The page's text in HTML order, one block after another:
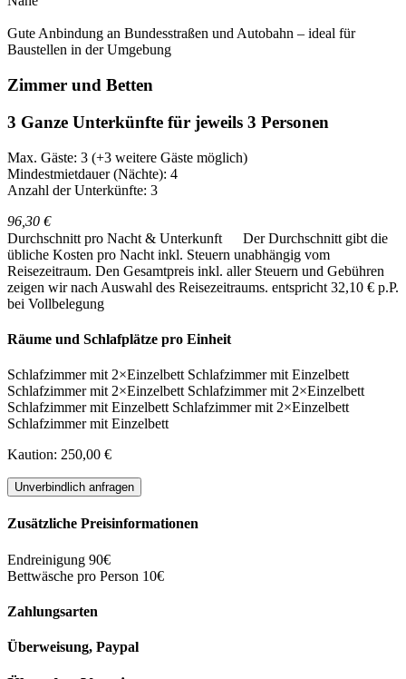
Gute Anbindung an Bundesstraßen und Autobahn – ideal für
Baustellen in der Umgebung
Zimmer und Betten
3 Ganze Unterkünfte für jeweils 3 Personen
Max. Gäste: 3 (+3 weitere Gäste möglich)
Mindestmietdauer (Nächte): 4
Anzahl der Unterkünfte: 3
96,30 €
Durchschnitt pro Nacht & Unterkunft
Der Durchschnitt gibt die
übliche Kosten pro Nacht inkl. Steuern unabhängig vom
Reisezeitraum. Den Gesamtpreis inkl. aller Steuern und Gebühren
zeigen wir nach Auswahl des Reisezeitraums. entspricht 32,10 € p.P.
bei Vollbelegung
Räume und Schlafplätze pro Einheit
Schlafzimmermit 2×Einzelbett Schlafzimmermit Einzelbett
Schlafzimmermit 2×Einzelbett Schlafzimmermit 2×Einzelbett
Schlafzimmermit Einzelbett Schlafzimmermit 2×Einzelbett
Schlafzimmermit Einzelbett
Kaution: 250,00 €
Unverbindlich anfragen
Zusätzliche Preisinformationen
Endreinigung 90€
Bettwäsche pro Person 10€
Zahlungsarten
Überweisung, Paypal